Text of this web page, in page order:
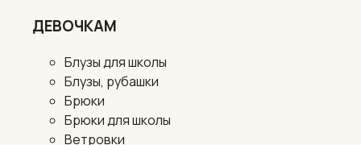
ДЕВОЧКАМ
Блузы для школы
Блузы, рубашки
Брюки
Брюки для школы
Ветровки